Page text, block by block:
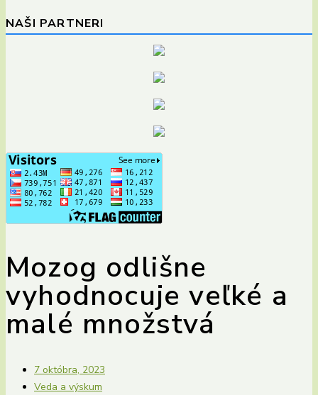
NAŠI PARTNERI
Mozog odlišne
vyhodnocuje veľké a
malé množstvá
7 októbra, 2023
Veda a výskum